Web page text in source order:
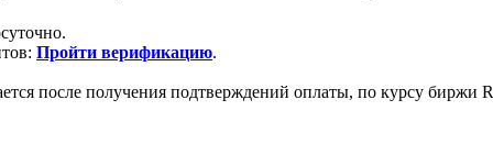
Пройти верификацию.
после получения подтверждений оплаты, по курсу биржи